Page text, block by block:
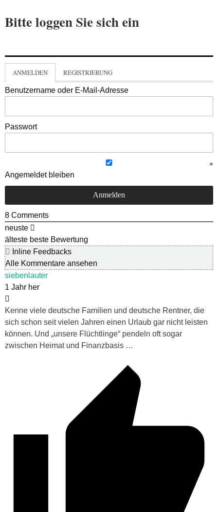
Bitte loggen Sie sich ein
ANMELDEN REGISTRIERUNG
Benutzername oder E-Mail-Adresse
Passwort
Angemeldet bleiben
8 Comments
neuste
älteste beste Bewertung
Inline Feedbacks
Alle Kommentare ansehen
siebenlauter
1 Jahr her
Kenne viele deutsche Familien und deutsche Rentner, die
sich schon seit vielen Jahren einen Urlaub gar nicht leisten
können. Und „unsere Flüchtlinge“ pendeln oft sogar
zwischen Heimat und Finanzbasis …